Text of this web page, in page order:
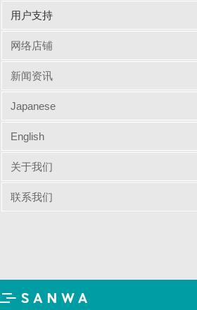
さ
输入周边设备
网线/线缆
电脑配件
手机/平板配件
桌子
椅子
商业办公
用户支持
驱动/说明书下载
Q&A（常见问题）
网络店铺
新闻资讯
Japanese
English
关于我们
联系我们